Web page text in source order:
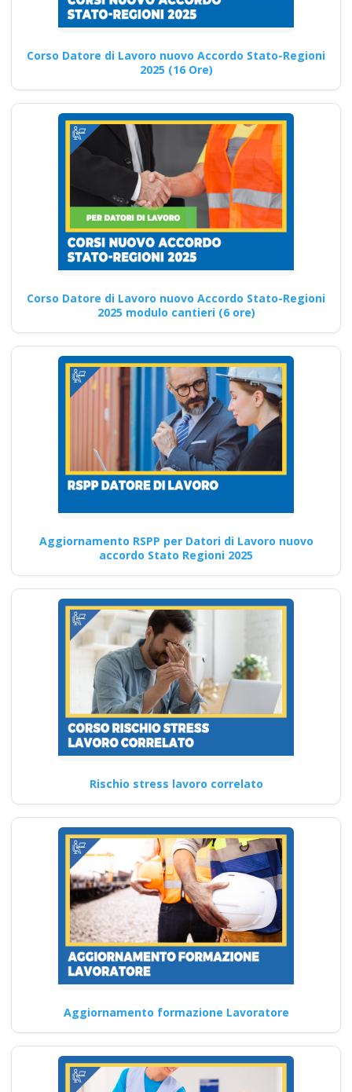
Formazione
avanzata sulle
normative per la
sicurezza nei cantieri
edili: corso avanzato
Quali sono le competenze
informatiche richieste per
partecipare al corso di
aggiornamento…
Continua
Quali sono le
competenze
interpersonali che i
lavoratori possono
migliorare
partecipando ai
corsi di formazione
sulla sicurezza del
accordo stato
regioni? Nuovo
accordo stato
formatori
videoconferenza fad
aula virtuale
integrazione parte
base generale Corsi
per Datori di Lavoro
con compiti di RSPP
(DL SPP) Corsi
ddl dlspp dl spp asp
rinnovo attestatop
Corso ambiente e salute
aziendale: la formazione
necessaria per la sicurezza
dei…
Corso Formatore
Sicurezza sul Lavoro:
Corso Datore di Lavoro nuovo Accordo Stato-Regioni
2025 (16 Ore)
Corso Datore di Lavoro nuovo Accordo Stato-Regioni
2025 modulo cantieri (6 ore)
Aggiornamento RSPP per Datori di Lavoro nuovo
accordo Stato Regioni 2025
Rischio stress lavoro correlato
Aggiornamento formazione Lavoratore